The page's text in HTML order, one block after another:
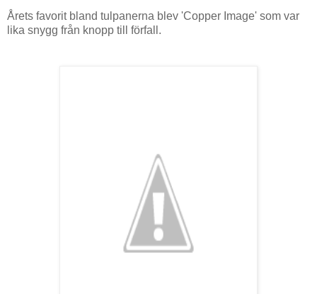
Årets favorit bland tulpanerna blev 'Copper Image' som var
lika snygg från knopp till förfall.